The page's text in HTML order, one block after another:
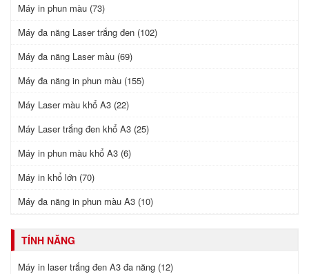
Máy in phun màu (73)
Máy đa năng Laser trắng đen (102)
Máy đa năng Laser màu (69)
Máy đa năng in phun màu (155)
Máy Laser màu khổ A3 (22)
Máy Laser trắng đen khổ A3 (25)
Máy in phun màu khổ A3 (6)
Máy in khổ lớn (70)
Máy đa năng in phun màu A3 (10)
TÍNH NĂNG
Máy in laser trắng đen A3 đa năng (12)